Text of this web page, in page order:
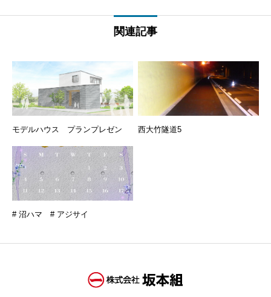
関連記事
モデルハウス プランプレゼン 西大竹隧道5
# 沼ハマ # アジサイ